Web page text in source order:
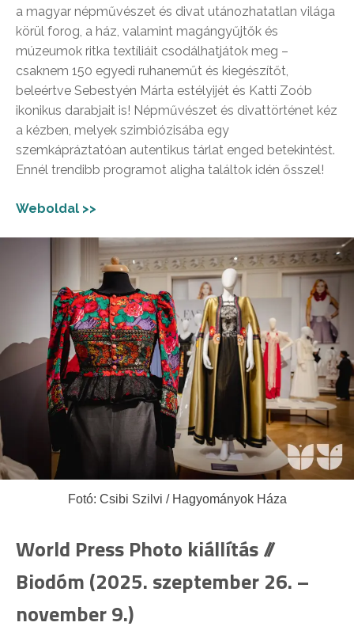
a magyar népművészet és divat utánozhatatlan világa
körül forog, a ház, valamint magángyűjtők és
múzeumok ritka textíliáit csodálhatjátok meg –
csaknem 150 egyedi ruhaneműt és kiegészítőt,
beleértve Sebestyén Márta estélyijét és Katti Zoób
ikonikus darabjait is! Népművészet és divattörténet kéz
a kézben, melyek szimbiózisába egy
szemkápráztatóan autentikus tárlat enged betekintést.
Ennél trendibb programot aligha találtok idén ősszel!
Weboldal >>
Fotó: Csibi Szilvi / Hagyományok Háza
World Press Photo kiállítás //
Biodóm (2025. szeptember 26. –
november 9.)